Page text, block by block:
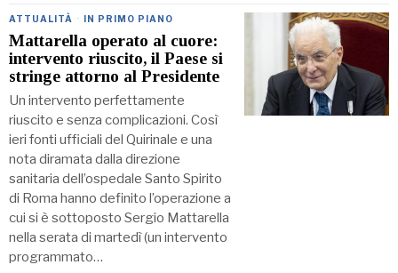
ATTUALITÀ · IN PRIMO PIANO
Mattarella operato al cuore:
intervento riuscito, il Paese si
stringe attorno al Presidente
Un intervento perfettamente
riuscito e senza complicazioni. Così
ieri fonti ufficiali del Quirinale e una
nota diramata dalla direzione
sanitaria dell’ospedale Santo Spirito
di Roma hanno definito l’operazione a
cui si è sottoposto Sergio Mattarella
nella serata di martedì (un intervento
programmato…